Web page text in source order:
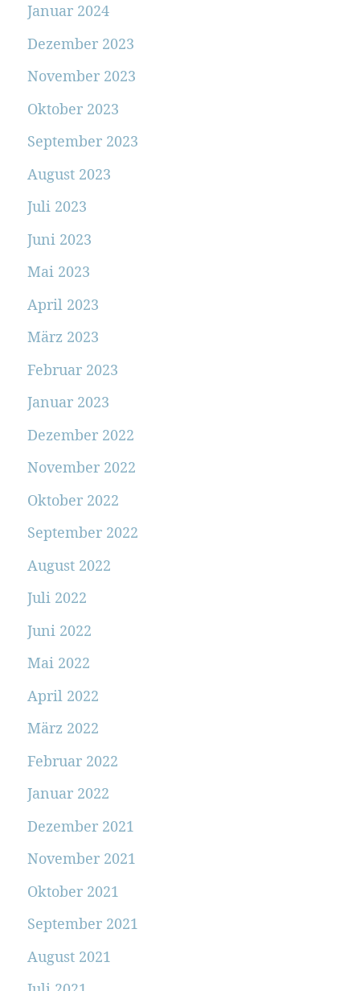
Januar 2024
Dezember 2023
November 2023
Oktober 2023
September 2023
August 2023
Juli 2023
Juni 2023
Mai 2023
April 2023
März 2023
Februar 2023
Januar 2023
Dezember 2022
November 2022
Oktober 2022
September 2022
August 2022
Juli 2022
Juni 2022
Mai 2022
April 2022
März 2022
Februar 2022
Januar 2022
Dezember 2021
November 2021
Oktober 2021
September 2021
August 2021